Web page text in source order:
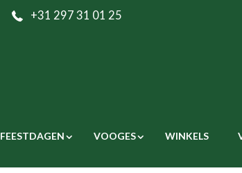
+31 297 31 01 25
FEESTDAGEN VOOGES WINKELS